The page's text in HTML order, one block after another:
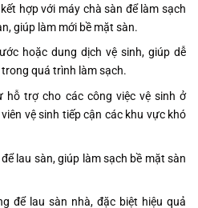
hợp với máy chà sàn để làm sạch
giúp làm mới bề mặt sàn.
hoặc dung dịch vệ sinh, giúp dễ
quá trình làm sạch.
hỗ trợ cho các công việc vệ sinh ở
vệ sinh tiếp cận các khu vực khó
lau sàn, giúp làm sạch bề mặt sàn
để lau sàn nhà, đặc biệt hiệu quả